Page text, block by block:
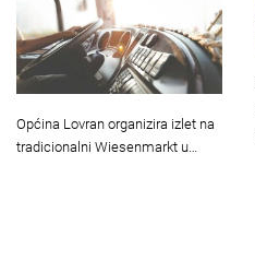
Općina Lovran organizira izlet na
tradicionalni Wiesenmarkt u…